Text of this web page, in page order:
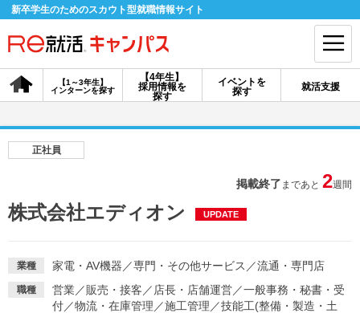
新卒学生のためのスカウト型就職情報サイト
【4年生】
採用情報を
探す
【1～3年生】
インターンを探す
イベントを
探す
就活支援
会員登録 ログイン
イベントを探す スカウト お知らせ
正社員
掲載終了 まであと 2週間
株式会社エディオン UPDATE
業種 家電・AV機器 ／専門・その他サービス ／流通・専門店
職種 営業／販売・接客 ／ 店長・店舗運営／一般事務・秘書・受
付／物流・在庫管理 ／施工管理 ／技能工(整備・製造・土